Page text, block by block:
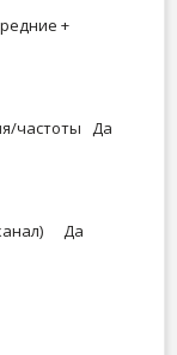
+
частоты Да
Да